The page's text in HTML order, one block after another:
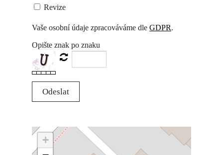
Revize
Vaše osobní údaje zpracováváme dle GDPR.
Opište znak po znaku